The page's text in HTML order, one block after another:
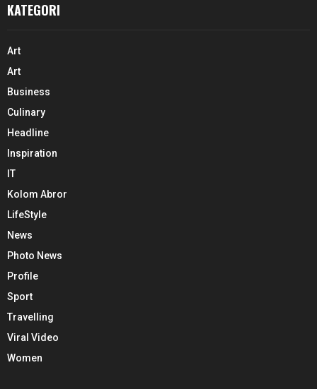
KATEGORI
Art
Art
Business
Culinary
Headline
Inspiration
IT
Kolom Abror
LifeStyle
News
Photo News
Profile
Sport
Travelling
Viral Video
Women